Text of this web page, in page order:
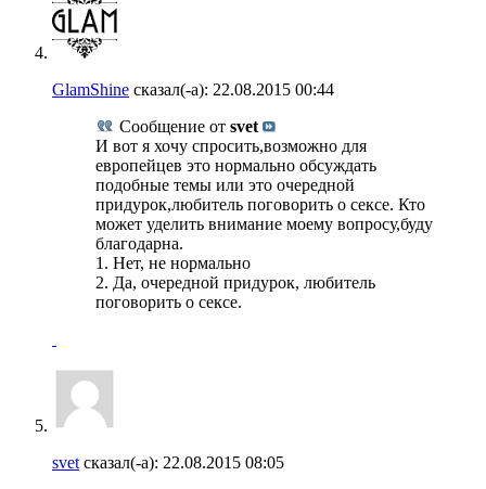
GlamShine сказал(-а): 22.08.2015 00:44
Сообщение от svet
И вот я хочу спросить,возможно для
европейцев это нормально обсуждать
подобные темы или это очередной
придурок,любитель поговорить о сексе. Кто
может уделить внимание моему вопросу,буду
благодарна.
1. Нет, не нормально
2. Да, очередной придурок, любитель
поговорить о сексе.
svet сказал(-а): 22.08.2015 08:05